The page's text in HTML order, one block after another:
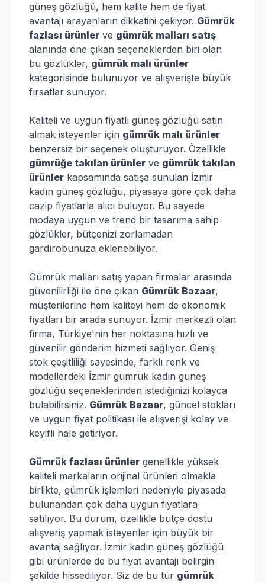
güneş gözlüğü, hem kalite hem de fiyat
avantajı arayanların dikkatini çekiyor. Gümrük
fazlası ürünler ve gümrük malları satış
alanında öne çıkan seçeneklerden biri olan
bu gözlükler, gümrük malı ürünler
kategorisinde bulunuyor ve alışverişte büyük
fırsatlar sunuyor.
Kaliteli ve uygun fiyatlı güneş gözlüğü satın
almak isteyenler için gümrük malı ürünler
benzersiz bir seçenek oluşturuyor. Özellikle
gümrüğe takılan ürünler ve gümrük takılan
ürünler kapsamında satışa sunulan İzmir
kadın güneş gözlüğü, piyasaya göre çok daha
cazip fiyatlarla alıcı buluyor. Bu sayede
modaya uygun ve trend bir tasarıma sahip
gözlükler, bütçenizi zorlamadan
gardırobunuza eklenebiliyor.
Gümrük malları satış yapan firmalar arasında
güvenilirliği ile öne çıkan Gümrük Bazaar,
müşterilerine hem kaliteyi hem de ekonomik
fiyatları bir arada sunuyor. İzmir merkezli olan
firma, Türkiye'nin her noktasına hızlı ve
güvenilir gönderim hizmeti sağlıyor. Geniş
stok çeşitliliği sayesinde, farklı renk ve
modellerdeki İzmir gümrük kadın güneş
gözlüğü seçeneklerinden istediğinizi kolayca
bulabilirsiniz. Gümrük Bazaar, güncel stokları
ve uygun fiyat politikası ile alışverişi kolay ve
keyifli hale getiriyor.
Gümrük fazlası ürünler genellikle yüksek
kaliteli markaların orijinal ürünleri olmakla
birlikte, gümrük işlemleri nedeniyle piyasada
bulunandan çok daha uygun fiyatlara
satılıyor. Bu durum, özellikle bütçe dostu
alışveriş yapmak isteyenler için büyük bir
avantaj sağlıyor. İzmir kadın güneş gözlüğü
gibi ürünlerde de bu fiyat avantajı belirgin
şekilde hissediliyor. Siz de bu tür gümrük